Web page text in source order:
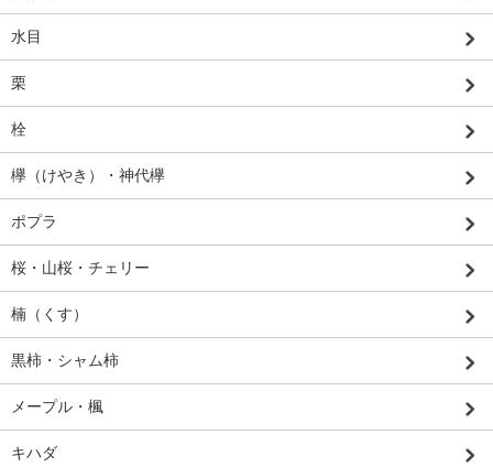
水目
栗
栓
欅（けやき）・神代欅
ポプラ
桜・山桜・チェリー
楠（くす）
黒柿・シャム柿
メープル・楓
キハダ